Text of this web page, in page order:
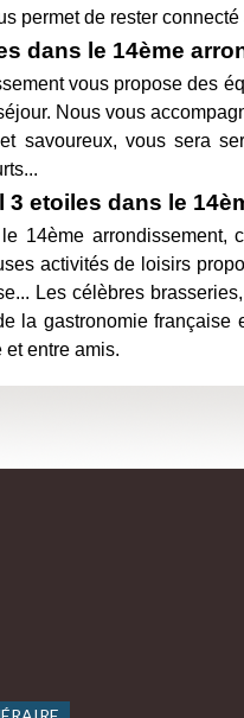
permet de rester
dans le 14ème
vous propose des
Nous vous
savoureux, vous sera
etoiles dans le
14ème
activités de loisirs
Les célèbres
la gastronomie
entre amis.